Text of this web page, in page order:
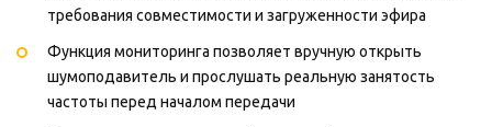
требования совместимости и загруженности эфира
Функция мониторинга позволяет вручную открыть
шумоподавитель и прослушать реальную занятость
частоты перед началом передачи